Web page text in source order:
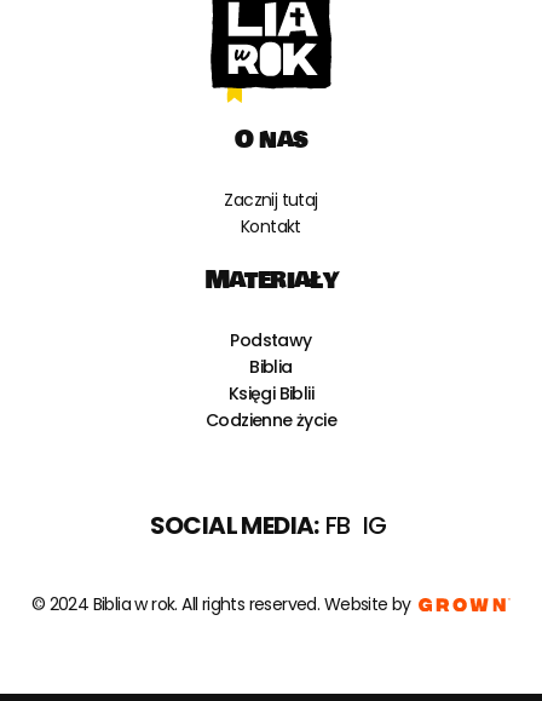
O nas
Zacznij tutaj
Kontakt
Materiały
Podstawy
Biblia
Księgi Biblii
Codzienne życie
SOCIAL MEDIA: FB IG
© 2024 Biblia w rok. All rights reserved. Website by